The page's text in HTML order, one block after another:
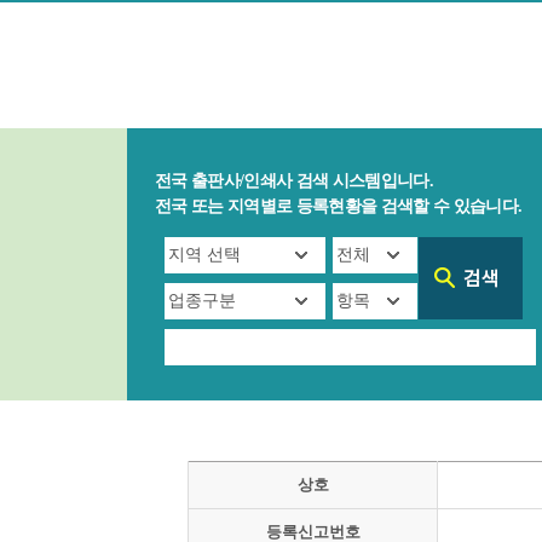
전국 출판사/인쇄사 검색 시스템입니다.
전국 또는 지역별로 등록현황을 검색할 수 있습니다.
상호
등록신고번호